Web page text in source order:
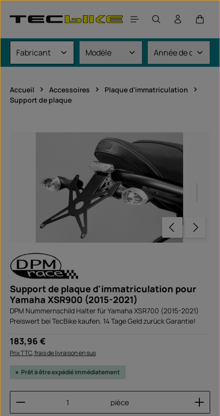
Le
Accueil Accessoires
Plaque d'immatriculation
Support de plaque
Support de plaque d'immatriculation pour
Yamaha XSR900 (2015-2021)
DPM Nummernschild Halter für Yamaha XSR700 (2015-2021)
Preiswert bei TecBike kaufen. 14 Tage Geld zurück Garantie!
Prix régulier :
183,96 €
Prix TTC, frais de livraison en sus
Prêt à être expédié immédiatement
Quantité de produit : Entrez la quantité
pièce